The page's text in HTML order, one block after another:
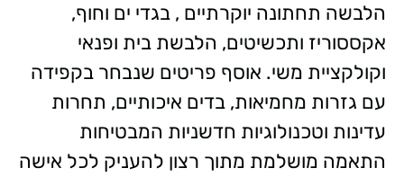
הלבשה תחתונה יוקרתיים , בגדי ים וחוף,
אקססוריז ותכשיטים, הלבשת בית ופנאי
וקולקציית משי. אוסף פריטים שנבחר בקפידה
עם גזרות מחמיאות, בדים איכותיים, תחרות
עדינות וטכנולוגיות חדשניות המבטיחות
התאמה מושלמת מתוך רצון להעניק לכל אישה